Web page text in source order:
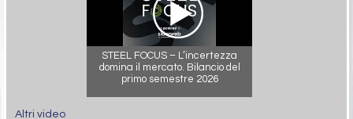
STEEL FOCUS – L’incertezza
domina il mercato. Bilancio del
primo semestre 2026
Altri video